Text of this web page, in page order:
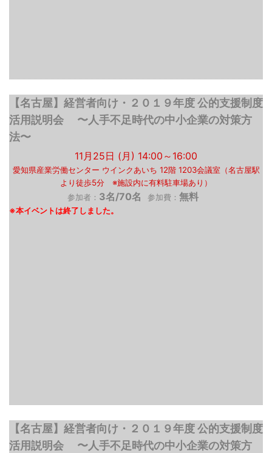
【名古屋】経営者向け・２０１９年度 公的支援制度
活用説明会 〜人手不足時代の中小企業の対策方
法〜
11月25日 (月) 14:00～16:00
愛知県産業労働センター ウインクあいち 12階 1203会議室（名古屋駅
より徒歩5分 ※施設内に有料駐車場あり）
参加者： 3名/70名 参加費： 無料
【名古屋】経営者向け・２０１９年度 公的支援制度
活用説明会 〜人手不足時代の中小企業の対策方